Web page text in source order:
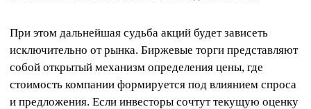
При этом дальнейшая судьба акций будет зависеть
исключительно от рынка. Биржевые торги представляют
собой открытый механизм определения цены, где
стоимость компании формируется под влиянием спроса
и предложения. Если инвесторы сочтут текущую оценку